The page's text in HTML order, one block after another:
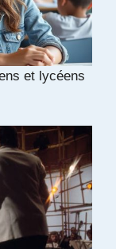
et lycéens